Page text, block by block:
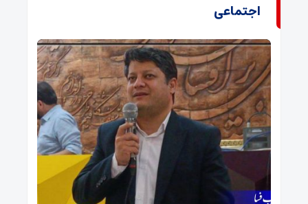
اجتماعی